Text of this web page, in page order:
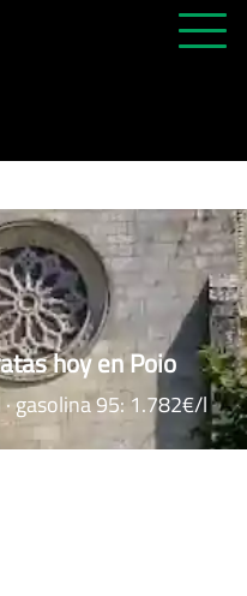
hoy en Poio
gasolina 95: 1.782€/l